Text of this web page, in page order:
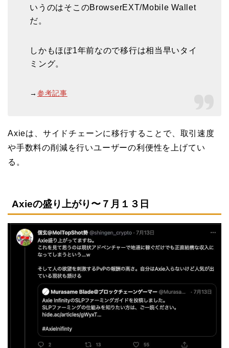
いうのはそこのBrowserEXT/Mobile Wallet
だ。
しかもほぼ1年前なので移行は相当早いタイ
ミング。
→ 参考記事
Axieは、サイドチェーンに移行することで、取引速度
や手数料の削減を行いユーザーの利便性を上げてい
る。
Axieの盛り上がり〜７月１３日